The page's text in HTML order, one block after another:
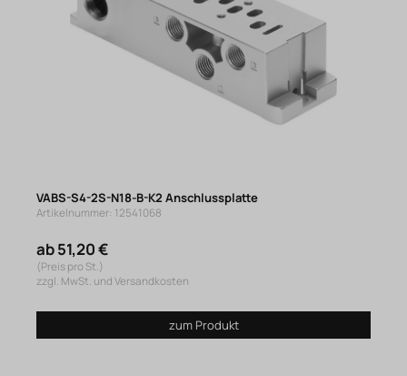
VABS-S4-2S-N18-B-K2 Anschlussplatte
Artikelnummer: 12541068
ab 51,20 €
(Preis pro St.)
zzgl. MwSt. und Versandkosten
zum Produkt